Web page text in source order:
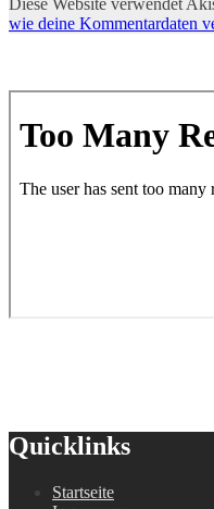
Diese Website verwendet
wie deine Kommentardaten
Quicklinks
Startseite